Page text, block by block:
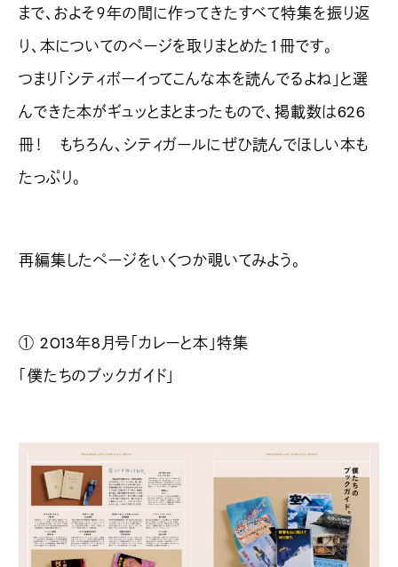
まで、およそ９年の間に作ってきたすべて特集を振り返
り、本についてのページを取りまとめた１冊です。
つまり「シティボーイってこんな本を読んでるよね」と選
んできた本がギュッとまとまったもので、掲載数は626
冊！ もちろん、シティガールにぜひ読んでほしい本も
たっぷり。
再編集したページをいくつか覗いてみよう。
① 2013年8月号「カレーと本」特集
「僕たちのブックガイド」